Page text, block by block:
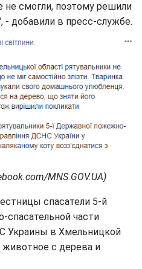
не смогли, поэтому решили
- добавили в пресс-службе.
MNS.GOV.UA)
спасатели 5-й
спасательной части
Украины в Хмельницкой
животное с дерева и